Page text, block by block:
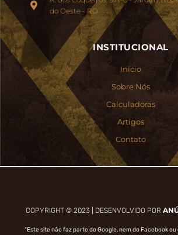
do Oeste - RO
INSTITUCIONAL
Início
Sobre Nós
Calculadoras
Artigos
Contato
COPYRIGHT © 2023 | DESENVOLVIDO POR
“Este site não faz parte do Google, nem do Facebook